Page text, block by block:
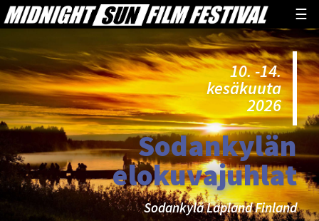
☰
10. -14.
kesäkuuta
2026
Sodankylän
elokuvajuhlat
Sodankylä Lapland Finland